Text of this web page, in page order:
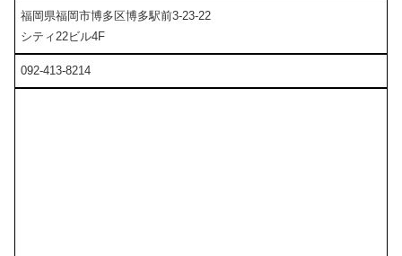
福岡県福岡市博多区博多駅前3-23-22
シティ22ビル4F
092-413-8214